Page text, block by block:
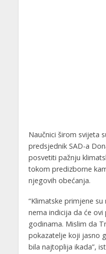
Naučnici širom svijeta
predsjednik SAD-a
posvetiti pažnju
tokom predizborne
njegovih obećanja.
“Klimatske primjene
nema indicija da će
godinama. Mislim da
pokazatelje koji jasno
bila najtoplija ikada”,